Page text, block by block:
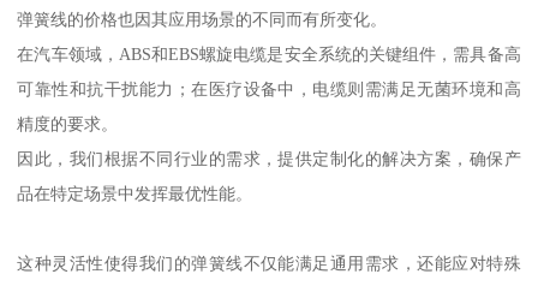
弹簧线的价格也因其应用场景的不同而有所变化。
在汽车领域，ABS和EBS螺旋电缆是安全系统的关键组件，需具备高
可靠性和抗干扰能力；在医疗设备中，电缆则需满足无菌环境和高
精度的要求。
因此，我们根据不同行业的需求，提供定制化的解决方案，确保产
品在特定场景中发挥最优性能。
这种灵活性使得我们的弹簧线不仅能满足通用需求，还能应对特殊